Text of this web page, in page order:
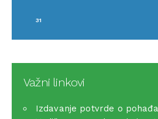
31
Važni linkovi
Izdavanje potvrde o